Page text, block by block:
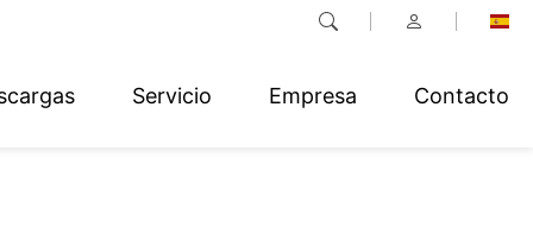
Servicio Empresa Contacto